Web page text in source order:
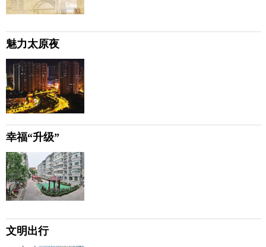
魅力太原夜
幸福“升级”
文明出行